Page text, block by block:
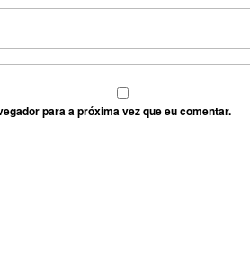
para a próxima vez que eu comentar.